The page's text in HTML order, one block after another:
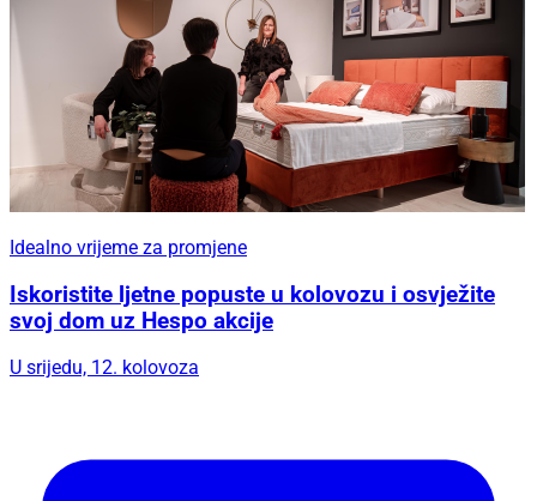
Idealno vrijeme za promjene
Iskoristite ljetne popuste u kolovozu i osvježite
svoj dom uz Hespo akcije
U srijedu, 12. kolovoza